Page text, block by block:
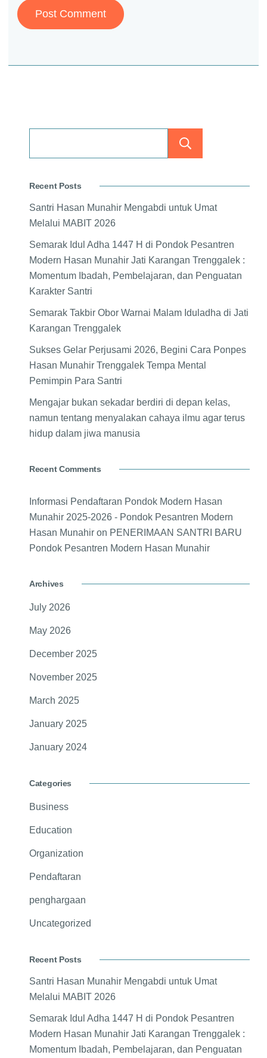
Recent Posts
Santri Hasan Munahir Mengabdi untuk Umat
Melalui MABIT 2026
Semarak Idul Adha 1447 H di Pondok Pesantren
Modern Hasan Munahir Jati Karangan Trenggalek :
Momentum Ibadah, Pembelajaran, dan Penguatan
Karakter Santri
Semarak Takbir Obor Warnai Malam Iduladha di Jati
Karangan Trenggalek
Sukses Gelar Perjusami 2026, Begini Cara Ponpes
Hasan Munahir Trenggalek Tempa Mental
Pemimpin Para Santri
Mengajar bukan sekadar berdiri di depan kelas,
namun tentang menyalakan cahaya ilmu agar terus
hidup dalam jiwa manusia
Recent Comments
Informasi Pendaftaran Pondok Modern Hasan
Munahir 2025-2026 - Pondok Pesantren Modern
Hasan Munahir on PENERIMAAN SANTRI BARU
Pondok Pesantren Modern Hasan Munahir
Archives
July 2026
May 2026
December 2025
November 2025
March 2025
January 2025
January 2024
Categories
Business
Education
Organization
Pendaftaran
penghargaan
Uncategorized
Recent Posts
Santri Hasan Munahir Mengabdi untuk Umat
Melalui MABIT 2026
Semarak Idul Adha 1447 H di Pondok Pesantren
Modern Hasan Munahir Jati Karangan Trenggalek :
Momentum Ibadah, Pembelajaran, dan Penguatan